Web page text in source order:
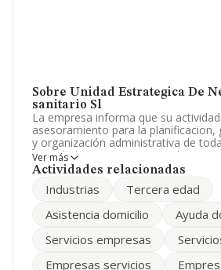
Sobre Unidad Estrategica De
sanitario Sl
La empresa informa que su
asesoramiento para la planificacion,
y organización administrativa de
sociedades y empresas. y 3. la
de: 3. a. residencia de la tercera
sociosanitarios. La empresa es una
7020. No realiza actividad de
Ver más
Actividades relacionadas
Industrias
Tercera edad
Asistencia domicilio
Ayuda
Servicios empresas
Empresas servicios